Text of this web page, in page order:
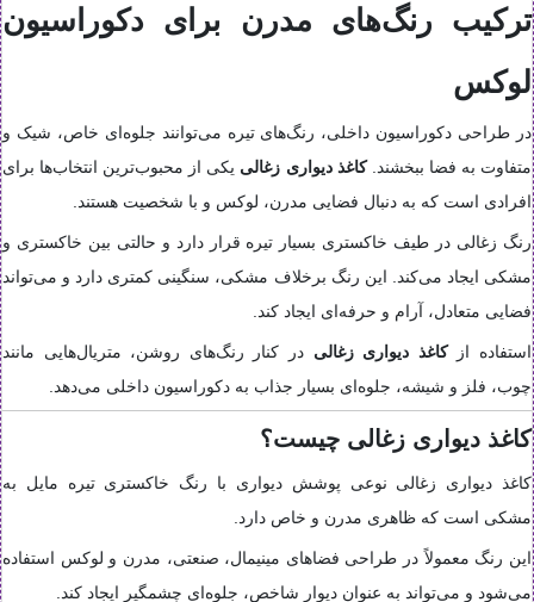
ترکیب رنگ‌های مدرن برای دکوراسیون
لوکس
در طراحی دکوراسیون داخلی، رنگ‌های تیره می‌توانند جلوه‌ای خاص، شیک و
متفاوت به فضا ببخشند.کاغذ دیواری زغالی یکی از محبوب‌ترین انتخاب‌ها برای
افرادی است که به دنبال فضایی مدرن، لوکس و با شخصیت هستند.
رنگ زغالی در طیف خاکستری بسیار تیره قرار دارد و حالتی بین خاکستری و
مشکی ایجاد می‌کند. این رنگ برخلاف مشکی، سنگینی کمتری دارد و می‌تواند
فضایی متعادل، آرام و حرفه‌ای ایجاد کند.
استفاده ازکاغذ دیواری زغالی در کنار رنگ‌های روشن، متریال‌هایی مانند
چوب، فلز و شیشه، جلوه‌ای بسیار جذاب به دکوراسیون داخلی می‌دهد.
کاغذ دیواری زغالی چیست؟
کاغذ دیواری زغالی نوعی پوشش دیواری با رنگ خاکستری تیره مایل به
مشکی است که ظاهری مدرن و خاص دارد.
این رنگ معمولاً در طراحی فضاهای مینیمال، صنعتی، مدرن و لوکس استفاده
می‌شود و می‌تواند به عنوان دیوار شاخص، جلوه‌ای چشمگیر ایجاد کند.